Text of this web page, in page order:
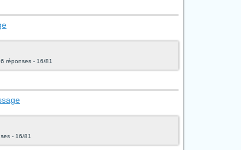
réponses - 16/81
- 16/81